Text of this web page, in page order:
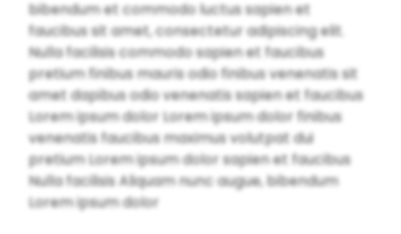
bibendum et commodo luctus sapien et
faucibus sit amet, consectetur adipiscing elit.
Nulla facilisis commodo sapien et faucibus
pretium finibus mauris odio finibus venenatis sit
amet dapibus odio venenatis sapien et faucibus
Lorem ipsum dolor Lorem ipsum dolor finibus
venenatis faucibus maximus volutpat dui
pretium Lorem ipsum dolor sapien et faucibus
Nulla facilisis Aliquam nunc augue, bibendum
Lorem ipsum dolor